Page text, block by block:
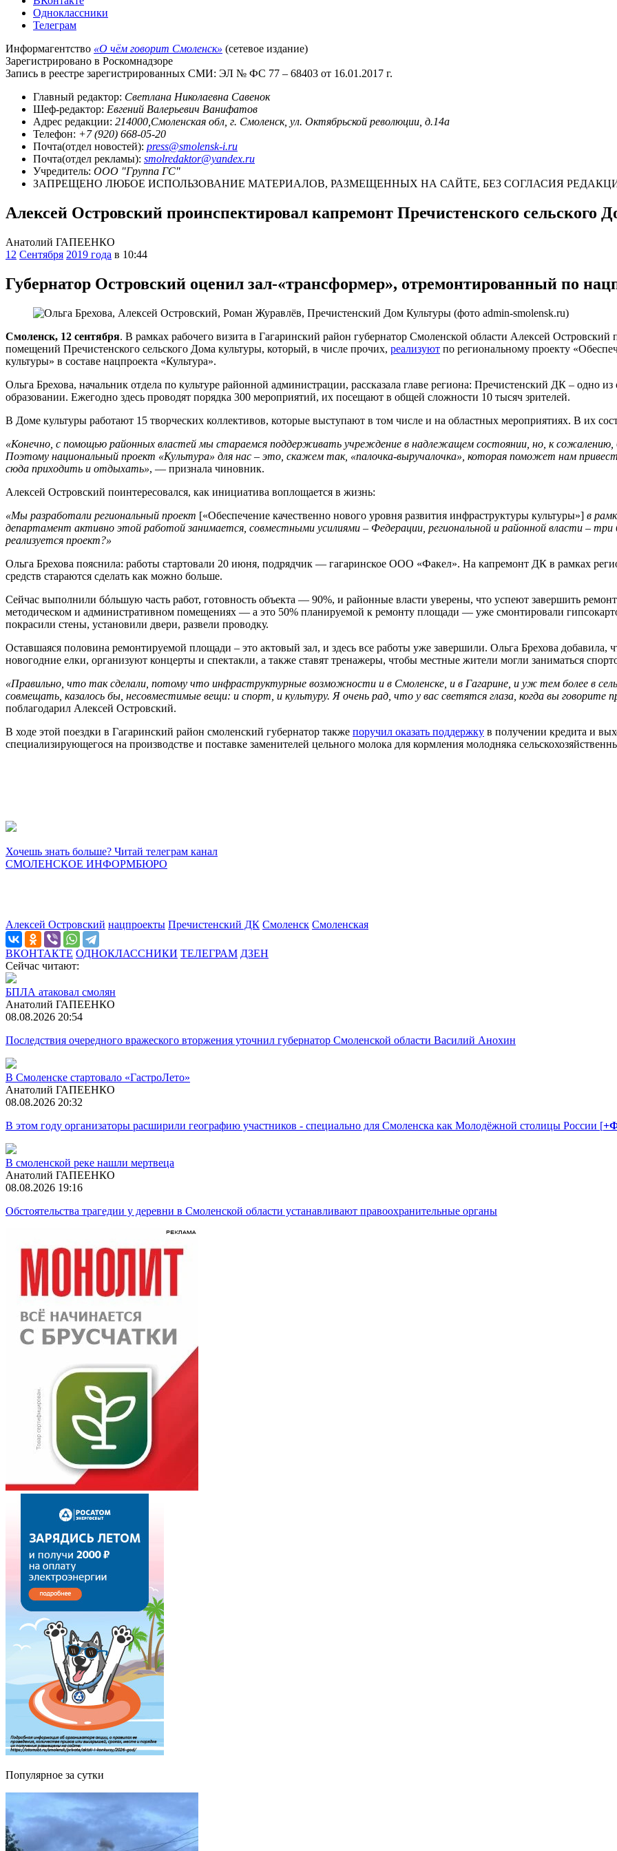
Одноклассники
Телеграм
Информагентство «О чём говорит Смоленск» (сетевое издание)
Зарегистрировано в Роскомнадзоре
Запись в реестре зарегистрированных СМИ: ЭЛ № ФС 77 – 68403 от 16.01.2017 г.
Главный редактор: Светлана Николаевна Савенок
Шеф-редактор: Евгений Валерьевич Ванифатов
Адрес редакции: 214000,Смоленская обл, г. Смоленск, ул. Октябрьской революции, д.14а
Телефон: +7 (920) 668-05-20
Почта(отдел новостей): press@smolensk-i.ru
Почта(отдел рекламы): smolredaktor@yandex.ru
Учредитель: ООО "Группа ГС"
ЗАПРЕЩЕНО ЛЮБОЕ ИСПОЛЬЗОВАНИЕ МАТЕРИАЛОВ, РАЗМЕЩЕННЫХ НА САЙТЕ, БЕЗ СОГЛАСИЯ
Алексей Островский проинспектировал капремонт Пречистенского сельского
Анатолий ГАПЕЕНКО
12 Сентября 2019 года в 10:44
Губернатор Островский оценил зал-«трансформер», отремонтированный по
Смоленск, 12 сентября. В рамках рабочего визита в Гагаринский район губернатор Смоленской области Алексей
помещений Пречистенского сельского Дома культуры, который, в числе прочих, реализуют по региональному проекту
культуры» в составе нацпроекта «Культура».
Ольга Брехова, начальник отдела по культуре районной администрации, рассказала главе региона: Пречистенский ДК –
образовании. Ежегодно здесь проводят порядка 300 мероприятий, их посещают в общей сложности 10 тысяч зрителей.
В Доме культуры работают 15 творческих коллективов, которые выступают в том числе и на областных мероприятиях. В их
«Конечно, с помощью районных властей мы стараемся поддерживать учреждение в надлежащем состоянии, но, к
Поэтому национальный проект «Культура» для нас – это, скажем так, «палочка-выручалочка», которая поможет нам
сюда приходить и отдыхать», — признала чиновник.
Алексей Островский поинтересовался, как инициатива воплощается в жизнь:
«Мы разработали региональный проект [«Обеспечение качественно нового уровня развития инфраструктуры культуры»] в
департамент активно этой работой занимается, совместными усилиями – Федерации, региональной и районной власти –
реализуется проект?»
Ольга Брехова пояснила: работы стартовали 20 июня, подрядчик — гагаринское ООО «Факел». На капремонт ДК в рамках
средств стараются сделать как можно больше.
Сейчас выполнили бóльшую часть работ, готовность объекта — 90%, и районные власти уверены, что успеют завершить
методическом и административном помещениях — а это 50% планируемой к ремонту площади — уже смонтировали
покрасили стены, установили двери, развели проводку.
Оставшаяся половина ремонтируемой площади – это актовый зал, и здесь все работы уже завершили. Ольга Брехова добавила,
новогодние елки, организуют концерты и спектакли, а также ставят тренажеры, чтобы местные жители могли заниматься
«Правильно, что так сделали, потому что инфраструктурные возможности и в Смоленске, и в Гагарине, и уж тем более в
совмещать, казалось бы, несовместимые вещи: и спорт, и культуру. Я очень рад, что у вас светятся глаза, когда вы
поблагодарил Алексей Островский.
В ходе этой поездки в Гагаринский район смоленский губернатор также поручил оказать поддержку в получении кредита и
специализирующегося на производстве и поставке заменителей цельного молока для кормления молодняка
Хочешь знать больше? Читай телеграм канал
СМОЛЕНСКОЕ ИНФОРМБЮРО
Алексей Островский нацпроекты Пречистенский ДК Смоленск Смоленская
ВКОНТАКТЕ ОДНОКЛАССНИКИ ТЕЛЕГРАМ ДЗЕН
Сейчас читают:
БПЛА атаковал смолян
Анатолий ГАПЕЕНКО
08.08.2026 20:54
Последствия очередного вражеского вторжения уточнил губернатор Смоленской области Василий Анохин
В Смоленске стартовало «ГастроЛето»
Анатолий ГАПЕЕНКО
08.08.2026 20:32
В этом году организаторы расширили географию участников - специально для Смоленска как Молодёжной столицы России [
В смоленской реке нашли мертвеца
Анатолий ГАПЕЕНКО
08.08.2026 19:16
Обстоятельства трагедии у деревни в Смоленской области устанавливают правоохранительные органы
Популярное за сутки